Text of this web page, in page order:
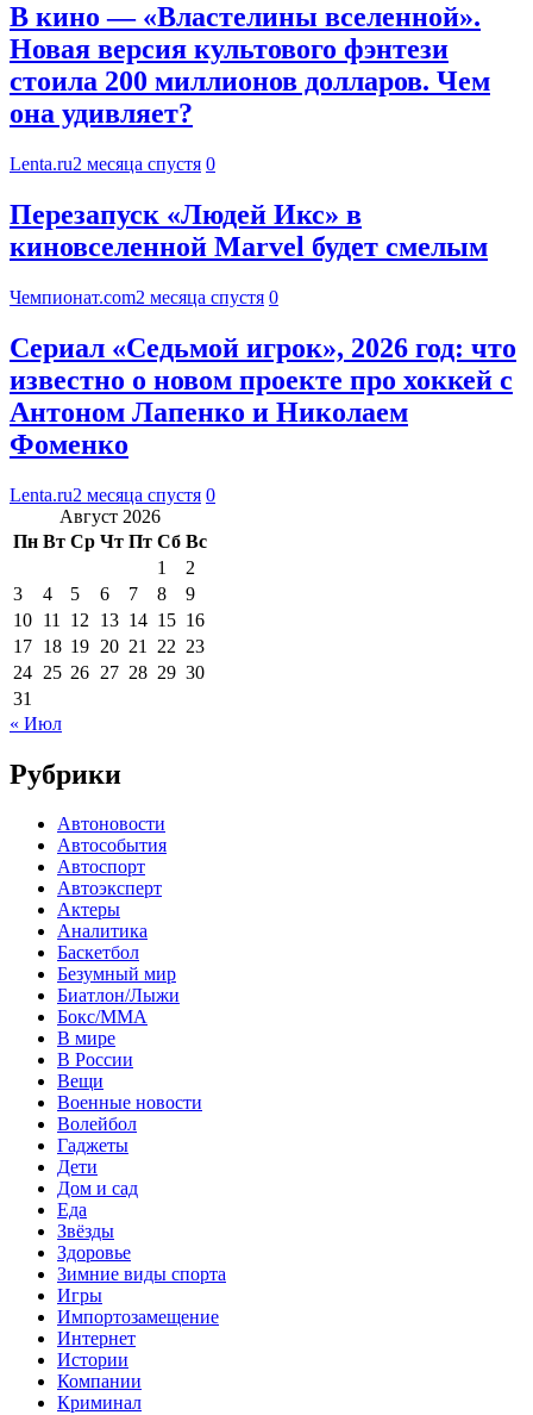
В кино — «Властелины вселенной».
Новая версия культового фэнтези
стоила 200 миллионов долларов. Чем
она удивляет?
Lenta.ru2 месяца спустя 0
Перезапуск «Людей Икс» в
киновселенной Marvel будет смелым
Чемпионат.com2 месяца спустя 0
Сериал «Седьмой игрок», 2026 год: что
известно о новом проекте про хоккей с
Антоном Лапенко и Николаем
Фоменко
Lenta.ru2 месяца спустя 0
Август 2026
Пн Вт Ср Чт Пт Сб Вс
1
2
3
4 5 6 7 8
9
10 11 12 13 14 15 16
17 18 19 20 21 22 23
24 25 26 27 28 29 30
31
« Июл
Рубрики
Автоновости
Автособытия
Автоспорт
Автоэксперт
Актеры
Аналитика
Баскетбол
Безумный мир
Биатлон/Лыжи
Бокс/MMA
В мире
В России
Вещи
Военные новости
Волейбол
Гаджеты
Дети
Дом и сад
Еда
Звёзды
Здоровье
Зимние виды спорта
Игры
Импортозамещение
Интернет
Истории
Компании
Криминал